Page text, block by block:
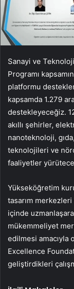
Sanayi ve
Programı
platformu
kapsamda 1.279
destekleyeceğiz.
akıllı şehirler,
nanoteknoloji,
teknolojileri ve
faaliyetler
Yükseköğretim
tasarım
içinde
mükemmeliyet
edilmesi amacıyla
Excellence
geliştirdikleri